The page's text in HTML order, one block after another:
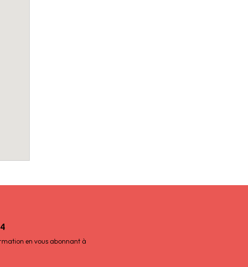
en vous abonnant à